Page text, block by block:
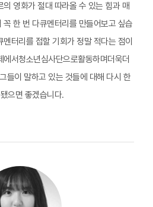
영화가 절대 따라올 수 있는 힘과 매
한 번 다큐멘터리를 만들어보고 싶습
터리를 접할 기회가 정말 적다는 점이
서청소년심사단으로활동하며더욱더
들이 말하고 있는 것들에 대해 다시 한
으면 좋겠습니다.